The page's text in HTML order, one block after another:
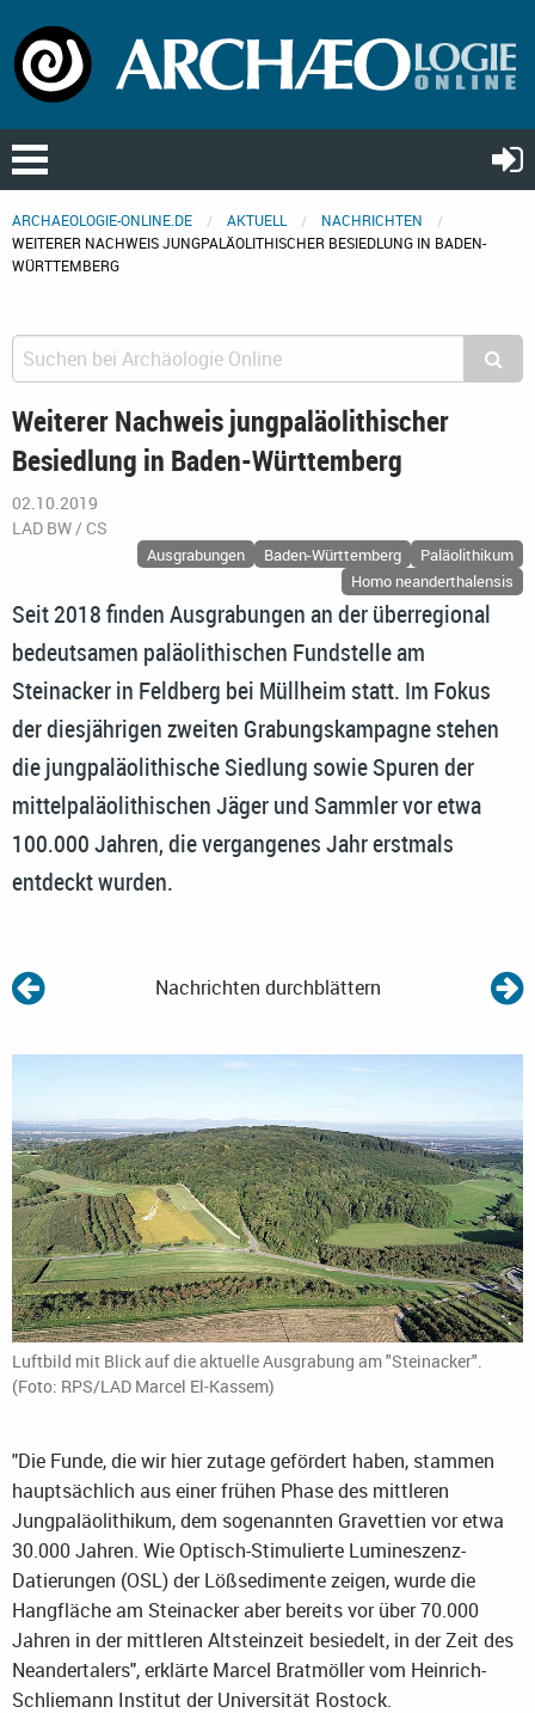
ARCHAEOLOGIE-ONLINE.DE AKTUELL
NACHRICHTEN
WEITERER NACHWEIS JUNGPALÄOLITHISCHER BESIEDLUNG IN BADEN-
WÜRTTEMBERG
Weiterer Nachweis jungpaläolithischer
Besiedlung in Baden-Württemberg
02.10.2019
LAD BW / CS
Ausgrabungen Baden-Württemberg
Paläolithikum
Homo neanderthalensis
Seit 2018 finden Ausgrabungen an der überregional
bedeutsamen paläolithischen Fundstelle am
Steinacker in Feldberg bei Müllheim statt. Im Fokus
der diesjährigen zweiten Grabungskampagne stehen
die jungpaläolithische Siedlung sowie Spuren der
mittelpaläolithischen Jäger und Sammler vor etwa
100.000 Jahren, die vergangenes Jahr erstmals
entdeckt wurden.
Nachrichten durchblättern
Luftbild mit Blick auf die aktuelle Ausgrabung am "Steinacker".
(Foto: RPS/LAD Marcel El-Kassem)
"Die Funde, die wir hier zutage gefördert haben, stammen
hauptsächlich aus einer frühen Phase des mittleren
Jungpaläolithikum, dem sogenannten Gravettien vor etwa
30.000 Jahren. Wie Optisch-Stimulierte Lumineszenz-
Datierungen (OSL) der Lößsedimente zeigen, wurde die
Hangfläche am Steinacker aber bereits vor über 70.000
Jahren in der mittleren Altsteinzeit besiedelt, in der Zeit des
Neandertalers", erklärte Marcel Bratmöller vom Heinrich-
Schliemann Institut der Universität Rostock.